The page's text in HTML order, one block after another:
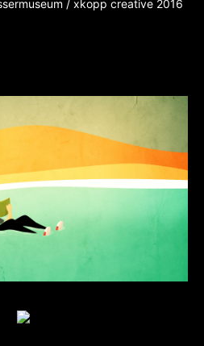
/ xkopp creative 2016